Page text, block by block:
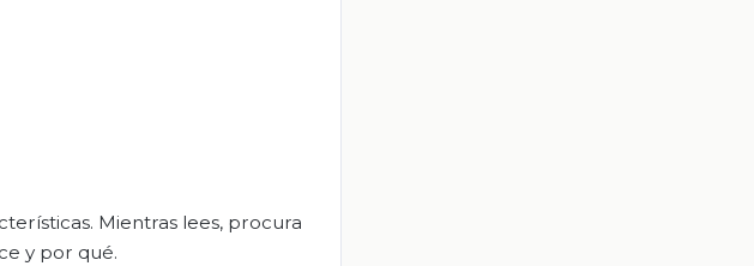
Mientras lees, procura
y por qué.